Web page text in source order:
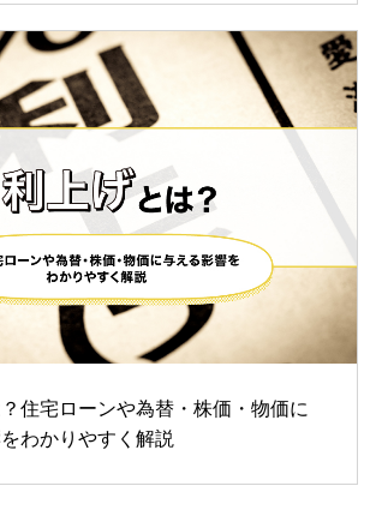
住宅ローンや為替・株価・物価に
わかりやすく解説